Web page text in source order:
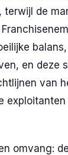
terwijl de
en deze
van
omvang: